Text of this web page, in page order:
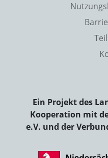
Ein Projekt des
Kooperation mit
e.V. und der